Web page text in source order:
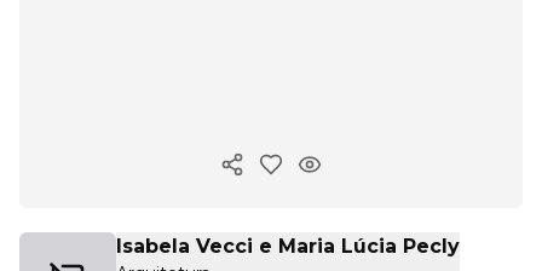
Copiar link
Isabela Vecci e Maria Lúcia Pecly